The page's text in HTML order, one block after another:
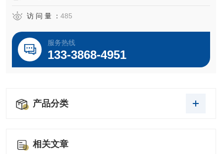
访 问 量 ： 485
服务热线
133-3868-4951
产品分类
相关文章